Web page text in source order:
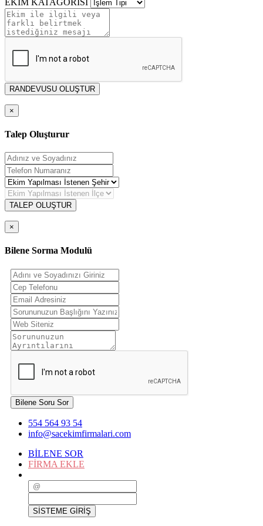
RANDEVUSU OLUŞTUR
×
Talep Oluşturur
TALEP OLUŞTUR
×
Bilene Sorma Modulü
Bilene Soru Sor
554 564 93 54
info@sacekimfirmalari.com
BİLENE SOR
FİRMA EKLE
SİSTEME GİRİŞ